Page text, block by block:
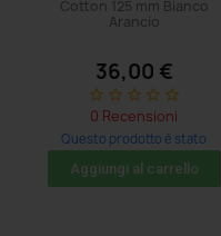
Cotton 125 mm Bianco
Arancio
36,00 €
star_border star_border star_border star_border star_border
0 Recensioni
Questo prodotto è stato
acquistato: 11 volte
Aggiungi al carrello